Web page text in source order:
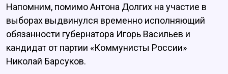
Напомним, помимо Антона Долгих на участие в
выборах выдвинулся временно исполняющий
обязанности губернатора Игорь Васильев и
кандидат от партии «Коммунисты России»
Николай Барсуков.